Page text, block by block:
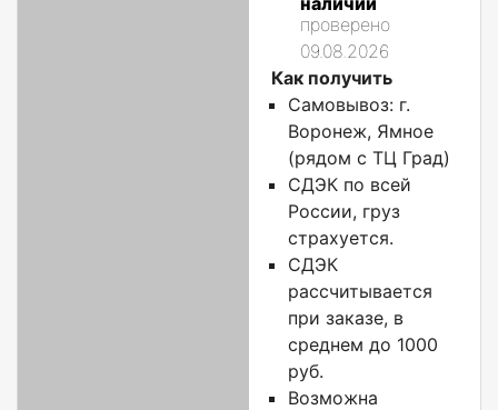
проверено
09.08.2026
Как получить
Самовывоз: г.
Воронеж, Ямное
(рядом с ТЦ Град)
СДЭК по всей
России, груз
страхуется.
СДЭК
рассчитывается
при заказе, в
среднем до 1000
руб.
Возможна